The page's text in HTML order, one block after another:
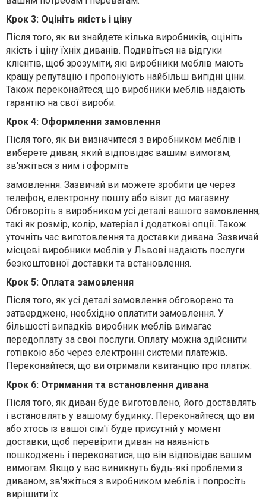
Крок 3: Оцініть якість і ціну
Після того, як ви знайдете кілька виробників, оцініть
якість і ціну їхніх диванів. Подивіться на відгуки
клієнтів, щоб зрозуміти, які виробники меблів мають
кращу репутацію і пропонують найбільш вигідні ціни.
Також переконайтеся, що виробники меблів надають
гарантію на свої вироби.
Крок 4: Оформлення замовлення
Після того, як ви визначитеся з виробником меблів і
виберете диван, який відповідає вашим вимогам,
зв'яжіться з ним і оформіть
замовлення. Зазвичай ви можете зробити це через
телефон, електронну пошту або візит до магазину.
Обговоріть з виробником усі деталі вашого замовлення,
такі як розмір, колір, матеріал і додаткові опції. Також
уточніть час виготовлення та доставки дивана. Зазвичай
місцеві виробники меблів у Львові надають послуги
безкоштовної доставки та встановлення.
Крок 5: Оплата замовлення
Після того, як усі деталі замовлення обговорено та
затверджено, необхідно оплатити замовлення. У
більшості випадків виробник меблів вимагає
передоплату за свої послуги. Оплату можна здійснити
готівкою або через електронні системи платежів.
Переконайтеся, що ви отримали квитанцію про платіж.
Крок 6: Отримання та встановлення дивана
Після того, як диван буде виготовлено, його доставлять
і встановлять у вашому будинку. Переконайтеся, що ви
або хтось із вашої сім'ї буде присутній у момент
доставки, щоб перевірити диван на наявність
пошкоджень і переконатися, що він відповідає вашим
вимогам. Якщо у вас виникнуть будь-які проблеми з
диваном, зв'яжіться з виробником меблів і попросіть
вирішити їх.